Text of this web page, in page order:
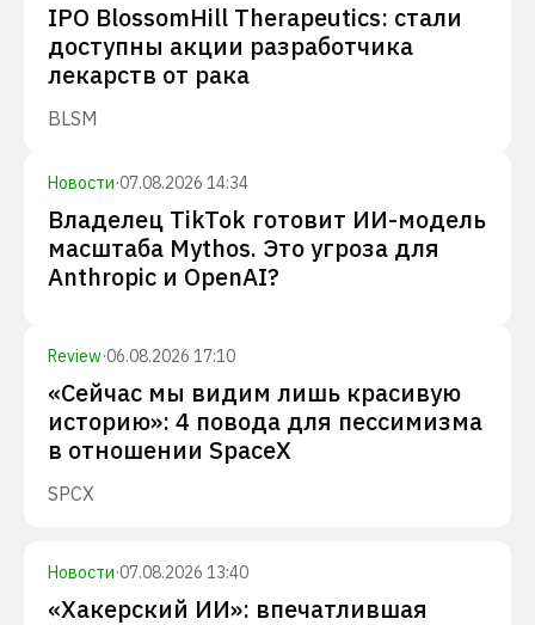
IPO BlossomHill Therapeutics: стали
доступны акции разработчика
лекарств от рака
BLSM
Новости·07.08.2026 14:34
Владелец TikTok готовит ИИ-модель
масштаба Mythos. Это угроза для
Anthropic и OpenAI?
Review·06.08.2026 17:10
«Сейчас мы видим лишь красивую
историю»: 4 повода для пессимизма
в отношении SpaceX
SPCX
Новости·07.08.2026 13:40
«Хакерский ИИ»: впечатлившая